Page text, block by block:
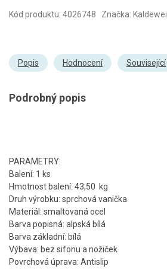
Kód produktu: 4026748 Značka: Kaldewei
Popis Hodnocení Související
Podrobný popis
PARAMETRY:
Balení: 1 ks
Hmotnost balení: 43,50 kg
Druh výrobku: sprchová vanička
Materiál: smaltovaná ocel
Barva popisná: alpská bílá
Barva základní: bílá
Výbava: bez sifonu a nožiček
Povrchová úprava: Antislip